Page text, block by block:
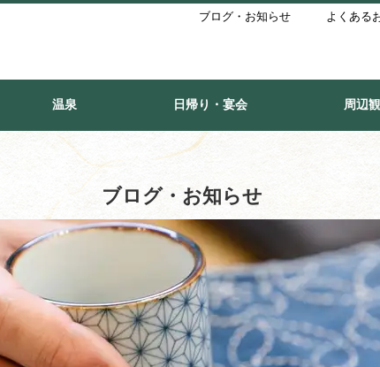
ブログ・お知らせ よくある
温泉 日帰り・宴会 周辺
ブログ・お知らせ